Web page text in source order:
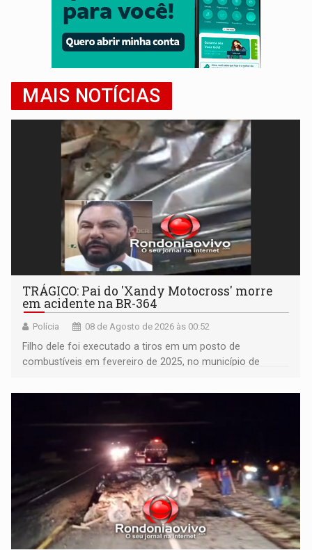
MAIS NOTÍCIAS
TRÁGICO: Pai do 'Xandy Motocross' morre
em acidente na BR-364
Polícia 08 de Agosto de 2026 às 00:52
Filho dele foi executado a tiros em um posto de
combustíveis em fevereiro de 2025, no município de